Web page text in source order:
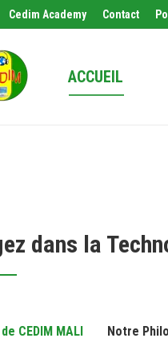
Cedim Academy Contact
ACCUEIL
dans la
CEDIM MALI Notre